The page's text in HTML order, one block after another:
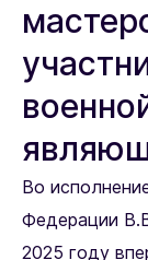
Во
Федерации
2025 году